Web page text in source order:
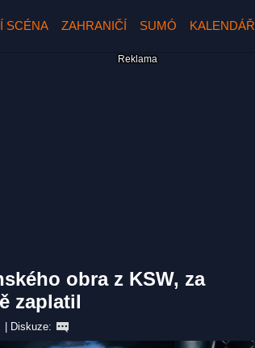
SCÉNA ZAHRANIČÍ SUMÓ KALENDÁŘ
obra z KSW, za
zaplatil
Diskuze: